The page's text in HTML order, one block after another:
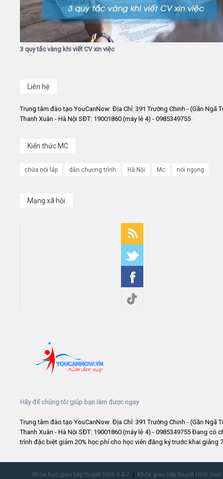
3 quy tắc vàng khi viết CV xin việc
Liên hệ
Trung tâm đào tạo YouCanNow: Địa Chỉ: 391 Trường Chinh - (Gần Ngã
Thanh Xuân - Hà Nội SĐT: 19001860 (máy lẻ 4) - 0985349755
Kiến thức MC
chữa nói lắp dẫn chương trình Hà Nội Mc nói ngọng
Mạng xã hội
Hãy để chúng tôi giúp bạn làm được ngay
Trung tâm đào tạo YouCanNow: Địa Chỉ: 391 Trường Chinh - (Gần Ngã
Thanh Xuân - Hà Nội SĐT: 19001860 (máy lẻ 4) - 0985349755 Đang có
trình đặc biệt giảm 20% học phí cho học viên đăng ký trước khai giảng
Khóa học giao tiếp thuyết trình 3-5-7
Khóa giao tiếp thuyết trình